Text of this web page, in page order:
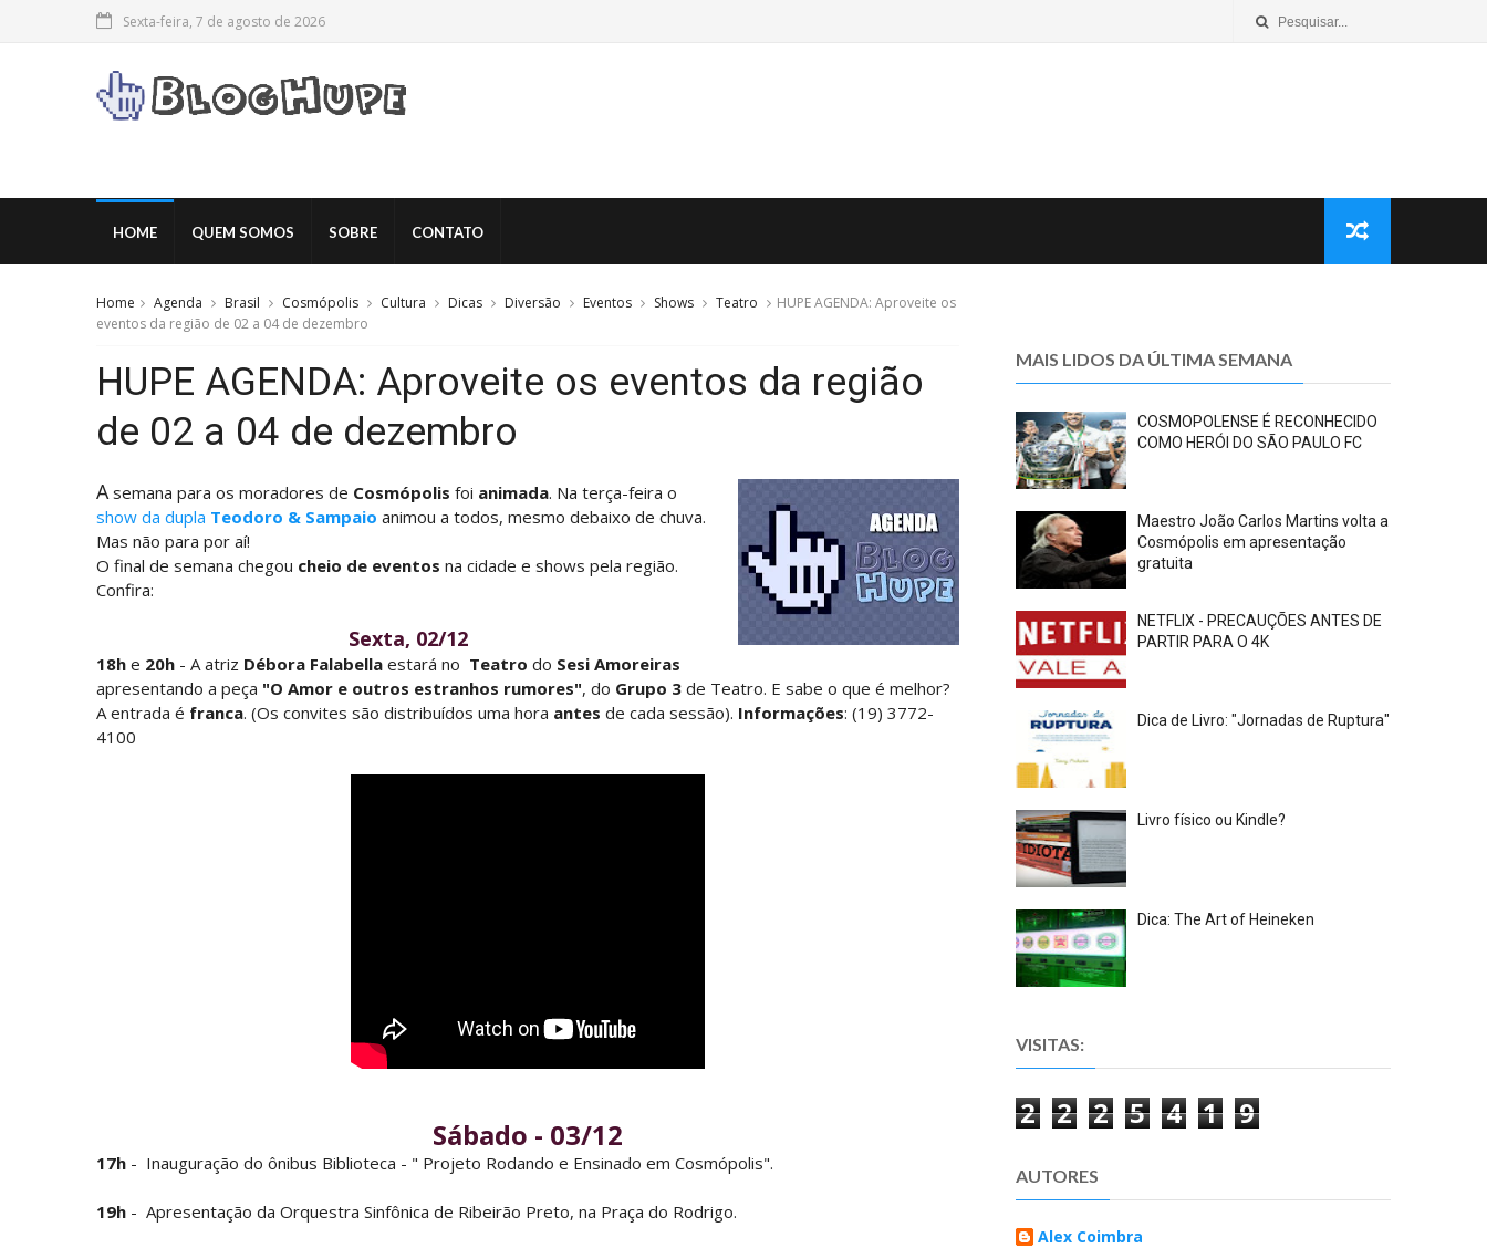
Sexta-feira, 7 de agosto de 2026
HOME QUEM SOMOS SOBRE CONTATO
Home Agenda Brasil Cosmópolis Cultura Dicas Diversão Eventos Shows Teatro
HUPE AGENDA: Aproveite os
eventos da região de 02 a 04 de dezembro
HUPE AGENDA: Aproveite os eventos da região
de 02 a 04 de dezembro
Asemana para os moradores de Cosmópolis foi animada. Na terça-feira o
show da dupla Teodoro & Sampaio animou a todos, mesmo debaixo de chuva.
Mas não para por aí!
O final de semana chegou cheio de eventos na cidade e shows pela região.
Confira:
Sexta, 02/12
18h e 20h - A atriz Débora Falabella estará no Teatro do Sesi Amoreiras
apresentando a peça "O Amor e outros estranhos rumores", do Grupo 3 de Teatro. E sabe o que é melhor?
A entrada é franca. (Os convites são distribuídos uma hora antes de cada sessão). Informações: (19) 3772-
4100
Sábado - 03/12
17h - Inauguração do ônibus Biblioteca - " Projeto Rodando e Ensinado em Cosmópolis".
19h - Apresentação da Orquestra Sinfônica de Ribeirão Preto, na Praça do Rodrigo.
MAIS LIDOS DA ÚLTIMA SEMANA
COSMOPOLENSE É RECONHECIDO
COMO HERÓI DO SÃO PAULO FC
Maestro João Carlos Martins volta a
Cosmópolis em apresentação
gratuita
NETFLIX - PRECAUÇÕES ANTES DE
PARTIR PARA O 4K
Dica de Livro: "Jornadas de Ruptura"
Livro físico ou Kindle?
Dica: The Art of Heineken
VISITAS:
2 2 2 5 4 1 9
AUTORES
Alex Coimbra